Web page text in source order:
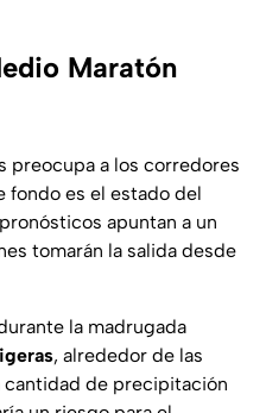
Maratón
preocupa a los corredores
fondo es el estado del
apuntan a un
tomarán la salida desde
la madrugada
, alrededor de las
cantidad de precipitación